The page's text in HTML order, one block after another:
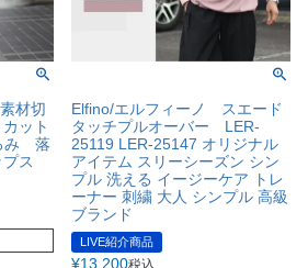
材切
ット
み 落
プス
Elfino/エルフィーノ スエード
タッチプルオーバー LER-
25119 LER-25147 オリジナル
アイテム スリーシーズン シン
プル 洗える イージーケア トレ
ーナー 刺繍 大人 シンプル 高級
ブランド
LIVE紹介商品
¥13,200